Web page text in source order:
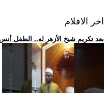
اخر الافلام
.. بعد تكريم شيخ الأزهر له.. الطفل